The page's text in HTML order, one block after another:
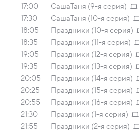
17:00
СашаТаня (9-я серия)
17:30
СашаТаня (10-я серия)
18:05
Праздники (10-я серия)
18:35
Праздники (11-я серия)
19:05
Праздники (12-я серия)
19:35
Праздники (13-я серия)
20:05
Праздники (14-я серия)
20:25
Праздники (15-я серия)
20:55
Праздники (16-я серия)
21:30
Праздники (1-я серия)
21:55
Праздники (2-я серия)